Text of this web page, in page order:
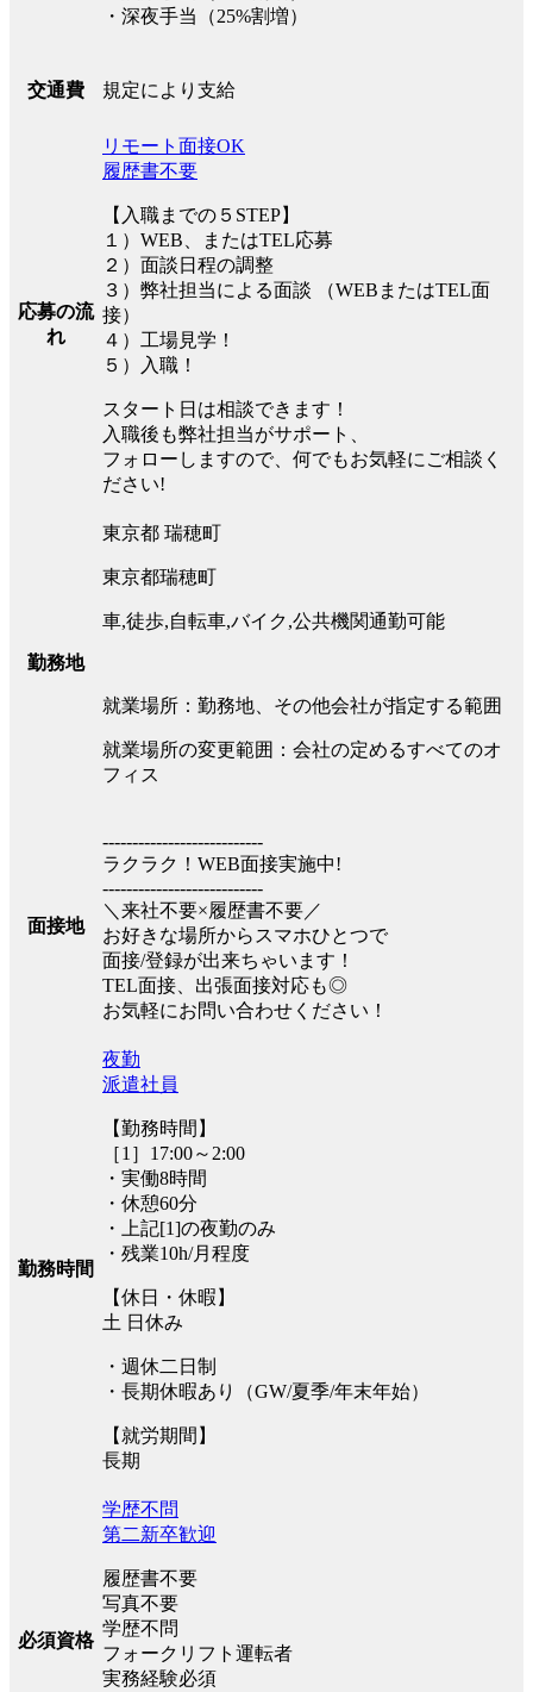
・深夜手当（25%割増）
交通費 規定により支給
応募の流
れ
リモート面接OK
履歴書不要
【入職までの５STEP】
１）WEB、またはTEL応募
２）面談日程の調整
３）弊社担当による面談 （WEBまたはTEL面
接）
４）工場見学！
５）入職！
スタート日は相談できます！
入職後も弊社担当がサポート、
フォローしますので、何でもお気軽にご相談く
ださい!
勤務地
東京都 瑞穂町
東京都瑞穂町
車,徒歩,自転車,バイク,公共機関通勤可能
就業場所：勤務地、その他会社が指定する範囲
就業場所の変更範囲：会社の定めるすべてのオ
フィス
面接地
---------------------------
ラクラク！WEB面接実施中!
---------------------------
＼来社不要×履歴書不要／
お好きな場所からスマホひとつで
面接/登録が出来ちゃいます！
TEL面接、出張面接対応も◎
お気軽にお問い合わせください！
勤務時間
夜勤
派遣社員
【勤務時間】
［1］17:00～2:00
・実働8時間
・休憩60分
・上記[1]の夜勤のみ
・残業10h/月程度
【休日・休暇】
土 日休み
・週休二日制
・長期休暇あり（GW/夏季/年末年始）
【就労期間】
長期
必須資格
学歴不問
第二新卒歓迎
履歴書不要
写真不要
学歴不問
フォークリフト運転者
実務経験必須